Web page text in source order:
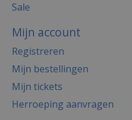
Sale
Mijn account
Registreren
Mijn bestellingen
Mijn tickets
Herroeping aanvragen